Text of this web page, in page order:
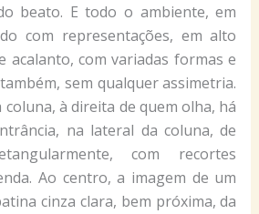
beato. E todo o ambiente, em
com representações, em alto
acalanto, com variadas formas e
sem qualquer assimetria.
à direita de quem olha, há
na lateral da coluna, de
com recortes
Ao centro, a imagem de um
cinza clara, bem próxima, da